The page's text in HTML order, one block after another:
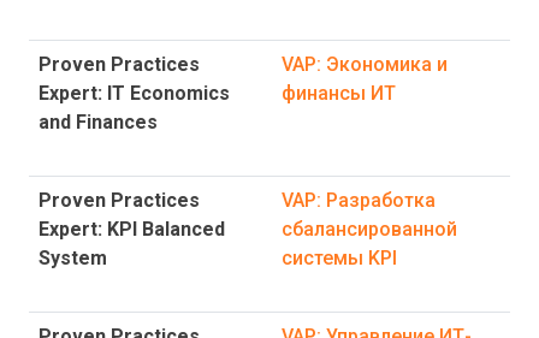
Proven Practices
Expert: IT Economics
and Finances
VAP: Экономика и
финансы ИТ
Proven Practices
Expert: KPI Balanced
System
VAP: Разработка
сбалансированной
системы KPI